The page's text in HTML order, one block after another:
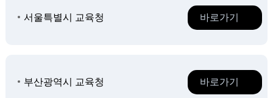
서울특별시 교육청 바로가기
부산광역시 교육청 바로가기